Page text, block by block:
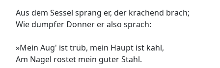
Aus dem Sessel sprang er, der krachend brach;
Wie dumpfer Donner er also sprach:
»Mein Aug' ist trüb, mein Haupt ist kahl,
Am Nagel rostet mein guter Stahl.